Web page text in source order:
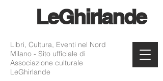
LeGhirlande
Libri, Cultura, Eventi nel Nord
Milano - Sito ufficiale di
Associazione culturale
LeGhirlande